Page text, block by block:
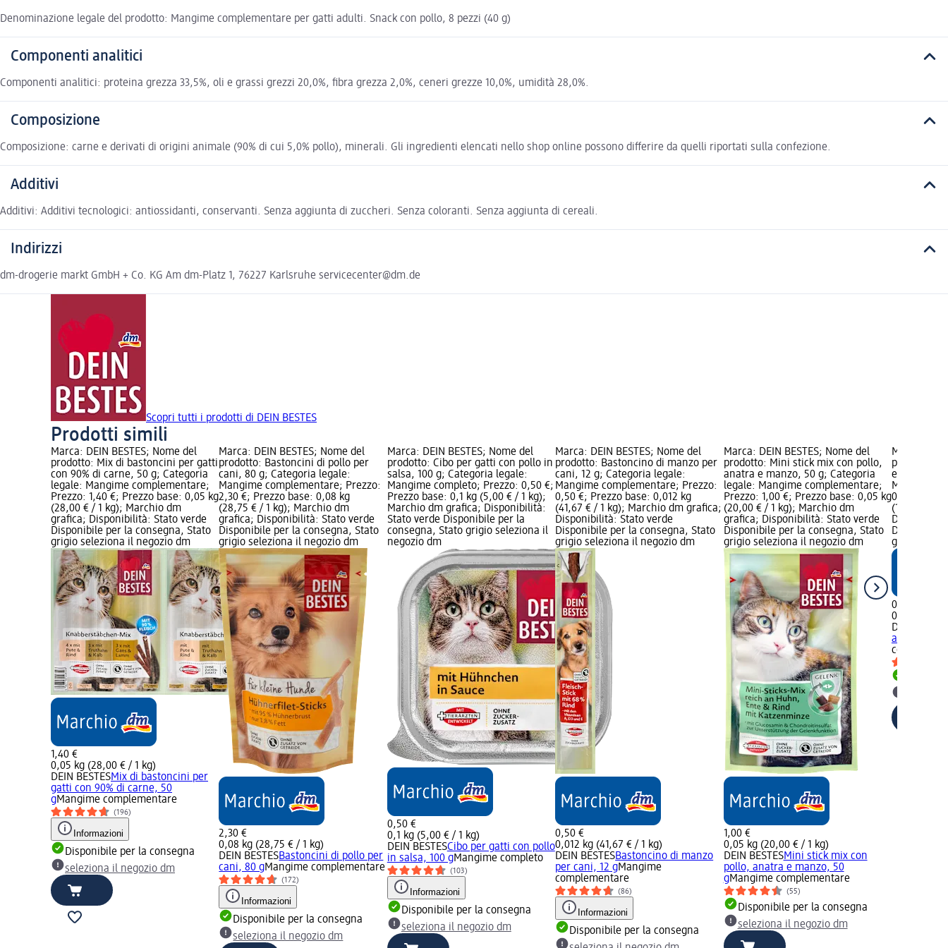
Denominazione legale del prodotto: Mangime complementare per gatti adulti. Snack con pollo, 8 pezzi (40 g)
Componenti analitici
Componenti analitici: proteina grezza 33,5%, oli e grassi grezzi 20,0%, fibra grezza 2,0%, ceneri grezze 10,0%, umidità 28,0%.
Composizione
Composizione: carne e derivati di origini animale (90% di cui 5,0% pollo), minerali. Gli ingredienti elencati nello shop online possono differire da quelli riportati sulla confezione.
Additivi
Additivi: Additivi tecnologici: antiossidanti, conservanti. Senza aggiunta di zuccheri. Senza coloranti. Senza aggiunta di cereali.
Indirizzi
dm-drogerie markt GmbH + Co. KG Am dm-Platz 1, 76227 Karlsruhe servicecenter@dm.de
Scopri tutti i prodotti di DEIN BESTES
Prodotti simili
Marca: DEIN BESTES; Nome del
prodotto: Mix di bastoncini per gatti
con 90% di carne, 50 g; Categoria
legale: Mangime complementare;
Prezzo: 1,40 €; Prezzo base: 0,05 kg
(28,00 € / 1 kg); Marchio dm
grafica; Disponibilità: Stato verde
Disponibile per la consegna, Stato
grigio seleziona il negozio dm
1,40 €
0,05 kg (28,00 € / 1 kg)
DEIN BESTESMix di bastoncini per
gatti con 90% di carne, 50
gMangime complementare
(196)
Informazioni
Disponibile per la consegna
seleziona il negozio dm
Marca: DEIN BESTES; Nome del
prodotto: Bastoncini di pollo per
cani, 80 g; Categoria legale:
Mangime complementare; Prezzo:
2,30 €; Prezzo base: 0,08 kg
(28,75 € / 1 kg); Marchio dm
grafica; Disponibilità: Stato verde
Disponibile per la consegna, Stato
grigio seleziona il negozio dm
2,30 €
0,08 kg (28,75 € / 1 kg)
DEIN BESTESBastoncini di pollo per
cani, 80 gMangime complementare
(172)
Informazioni
Disponibile per la consegna
seleziona il negozio dm
Marca: DEIN BESTES; Nome del
prodotto: Cibo per gatti con pollo in
salsa, 100 g; Categoria legale:
Mangime completo; Prezzo: 0,50 €;
Prezzo base: 0,1 kg (5,00 € / 1 kg);
Marchio dm grafica; Disponibilità:
Stato verde Disponibile per la
consegna, Stato grigio seleziona il
negozio dm
0,50 €
0,1 kg (5,00 € / 1 kg)
DEIN BESTESCibo per gatti con pollo
in salsa, 100 gMangime completo
(103)
Informazioni
Disponibile per la consegna
seleziona il negozio dm
Marca: DEIN BESTES; Nome del
prodotto: Bastoncino di manzo per
cani, 12 g; Categoria legale:
Mangime complementare; Prezzo:
0,50 €; Prezzo base: 0,012 kg
(41,67 € / 1 kg); Marchio dm grafica;
Disponibilità: Stato verde
Disponibile per la consegna, Stato
grigio seleziona il negozio dm
0,50 €
0,012 kg (41,67 € / 1 kg)
DEIN BESTESBastoncino di manzo
per cani, 12 gMangime
complementare
(86)
Informazioni
Disponibile per la consegna
Marca: DEIN BESTES; Nome del
prodotto: Mini stick mix con pollo,
anatra e manzo, 50 g; Categoria
legale: Mangime complementare;
Prezzo: 1,00 €; Prezzo base: 0,05 kg
(20,00 € / 1 kg); Marchio dm
grafica; Disponibilità: Stato verde
Disponibile per la consegna, Stato
grigio seleziona il negozio dm
1,00 €
0,05 kg (20,00 € / 1 kg)
DEIN BESTESMini stick mix con
pollo, anatra e manzo, 50
gMangime complementare
(55)
Disponibile per la consegna
seleziona il negozio dm
Marca:
prodotto:
e pollo, 65
Mangime
0,80 €;
(12,31 € / 1
Disponibile
grigio
0,80 €
0,065 kg
DEIN
anatra e